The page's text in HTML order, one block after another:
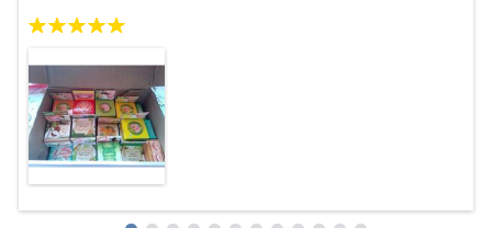
ваш магазин. удобно пользоваться сайтом, всё понятно
пределах 3 недель. теперь опять буду радовать друзей
тайскими пастами)